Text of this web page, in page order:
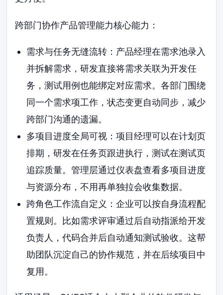
跨部门协作产品管理能力核心能力：
需求与任务无缝流转：产品经理在需求池录入
并拆解需求，研发直接将需求关联为开发任
务，测试用例也能绑定对应需求。各部门围绕
同一个需求项工作，状态变更自动同步，减少
跨部门沟通的遗漏。
多项目进度全局可视：项目经理可以在计划页
排期，研发在任务页跟进执行，测试在测试页
追踪质量。管理层通过仪表盘查看多项目进度
与资源分布，不用再单独拉会收集数据。
跨角色工作流自定义：企业可以按自身流程配
置规则。比如需求评审通过后自动指派给开发
负责人，代码合并后自动通知测试验收。这帮
助团队沉淀自己的协作规范，并在后续项目中
复用。